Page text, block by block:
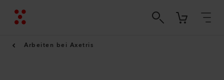
Arbeiten bei Axetris